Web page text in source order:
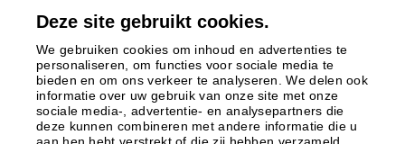
Spanje
Zweden
Betaling
Deze site gebruikt cookies.
We gebruiken cookies om inhoud en advertenties te
personaliseren, om functies voor sociale media te
bieden en om ons verkeer te analyseren. We delen ook
informatie over uw gebruik van onze site met onze
sociale media-, advertentie- en analysepartners die
deze kunnen combineren met andere informatie die u